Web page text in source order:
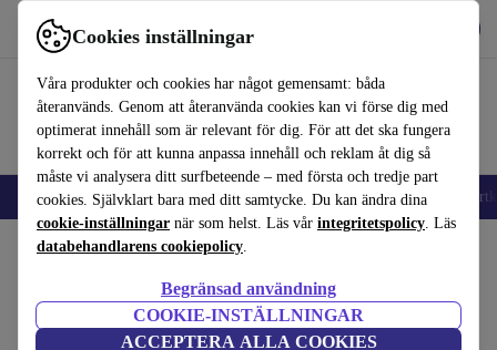
Cookies inställningar
Våra produkter och cookies har något gemensamt: båda
återanvänds. Genom att återanvända cookies kan vi förse dig med
optimerat innehåll som är relevant för dig. För att det ska fungera
korrekt och för att kunna anpassa innehåll och reklam åt dig så
måste vi analysera ditt surfbeteende – med första och tredje part
cookies. Självklart bara med ditt samtycke. Du kan ändra dina
cookie-inställningar när som helst. Läs vår integritetspolicy. Läs
databehandlarens cookiepolicy.
Begränsad användning
COOKIE-INSTÄLLNINGAR
ACCEPTERA ALLA COOKIES
Använd refurbed snabbt och enkelt
🎒 Back to school Mobiltelefoner Bärbara datorer Surfplattor
Hem Barn & ungar Leksaker
Funko Disney och Marvel karaktärer | 6
figurer